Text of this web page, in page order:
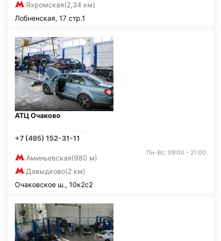
Яхромская(2,34 км)
Лобненская, 17 стр.1
АТЦ Очаково
+7 (495) 152-31-11
Аминьевская(980 м)
Давыдково(2 км)
Пн-Вс: 09:00 - 21:00
Очаковское ш., 10к2с2